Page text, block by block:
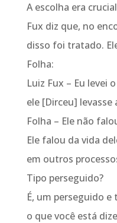
A escolha era
Fux diz que, no
disso foi tratado.
Folha:
Luiz Fux – Eu levei
ele [Dirceu] levasse
Folha – Ele não
Ele falou da vida
em outros
Tipo perseguido?
É, um perseguido e
o que você está